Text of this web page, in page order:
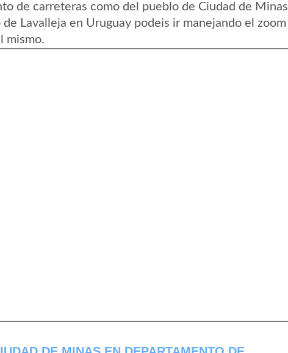
de carreteras como del pueblo de Ciudad de Minas
Lavalleja en Uruguay podeis ir manejando el zoom
mismo.